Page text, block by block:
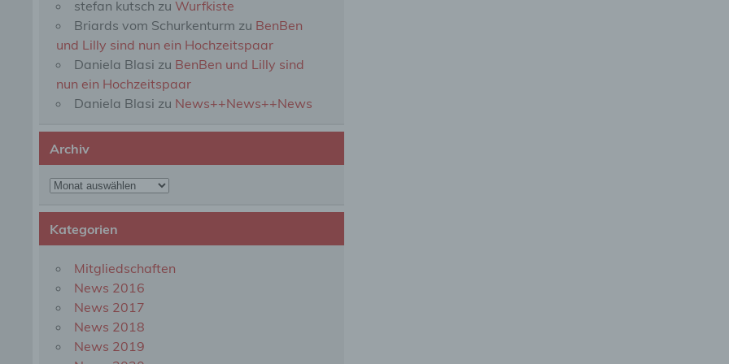
stefan kutsch zuWurfkiste
Briards vom Schurkenturm zu BenBen
und Lilly sind nun ein Hochzeitspaar
Daniela Blasi zu BenBen und Lilly sind
nun ein Hochzeitspaar
Daniela Blasi zu News++News++News
Archiv
Archiv
Kategorien
Mitgliedschaften
News 2016
News 2017
News 2018
News 2019
Daten, die darin besteht, dass diese personenbezogenen Daten